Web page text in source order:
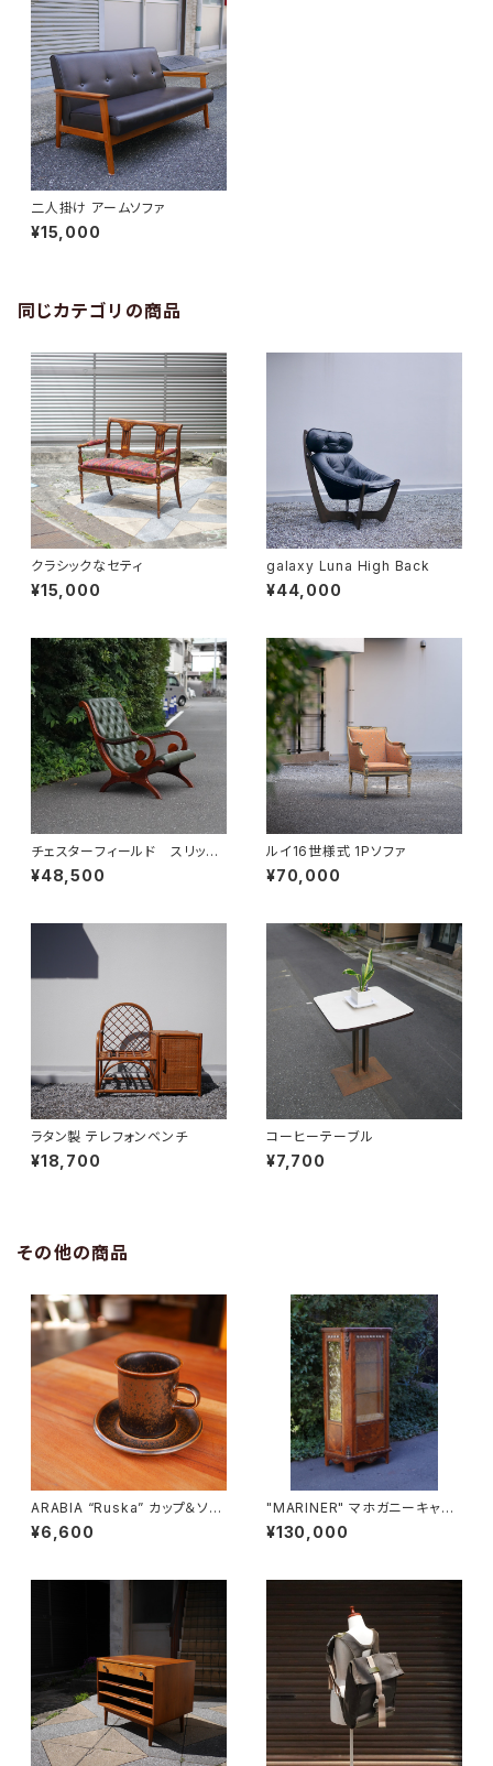
二人掛け アームソファ
¥15,000
同じカテゴリの商品
クラシックなセティ
¥15,000
galaxy Luna High Back
¥44,000
チェスターフィールド スリッパ
ーチェア
¥48,500
ルイ16世様式 1Pソファ
¥70,000
ラタン製 テレフォンベンチ
¥18,700
コーヒーテーブル
¥7,700
その他の商品
ARABIA “Ruska” カップ＆ソー
サー
¥6,600
"MARINER" マホガニーキャビ
ネット
¥130,000